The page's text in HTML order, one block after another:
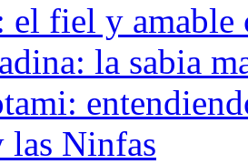
el fiel y amable
la sabia
las Ninfas